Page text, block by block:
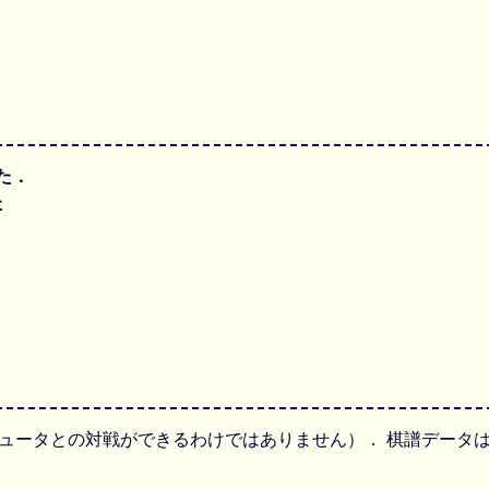
．
ータとの対戦ができるわけではありません）． 棋譜データ